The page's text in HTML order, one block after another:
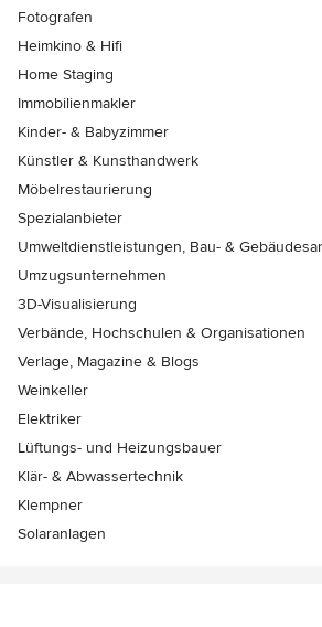
Fotografen
Heimkino & Hifi
Home Staging
Immobilienmakler
Kinder- & Babyzimmer
Künstler & Kunsthandwerk
Möbelrestaurierung
Spezialanbieter
Umweltdienstleistungen, Bau- &
Umzugsunternehmen
3D-Visualisierung
Verbände, Hochschulen & Organisationen
Verlage, Magazine & Blogs
Weinkeller
Elektriker
Lüftungs- und Heizungsbauer
Klär- & Abwassertechnik
Klempner
Solaranlagen